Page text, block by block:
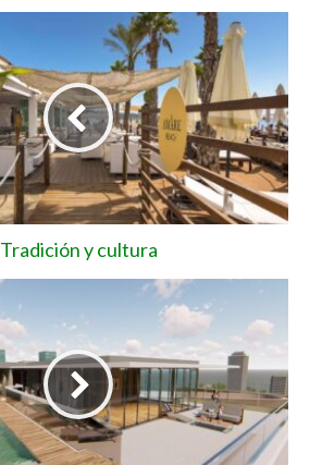
Tradición y cultura